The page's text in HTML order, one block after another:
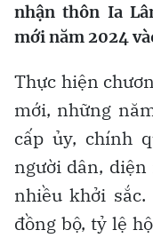
nhận thôn Ia
mới năm 2024
Thực hiện
mới, những
cấp ủy, chính
người dân,
nhiều khởi
đồng bộ, tỷ lệ